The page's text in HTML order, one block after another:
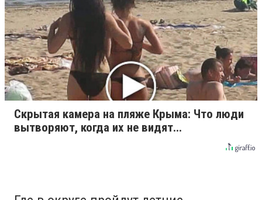
Скрытая камера на пляже Крыма: Что люди
вытворяют, когда их не видят...